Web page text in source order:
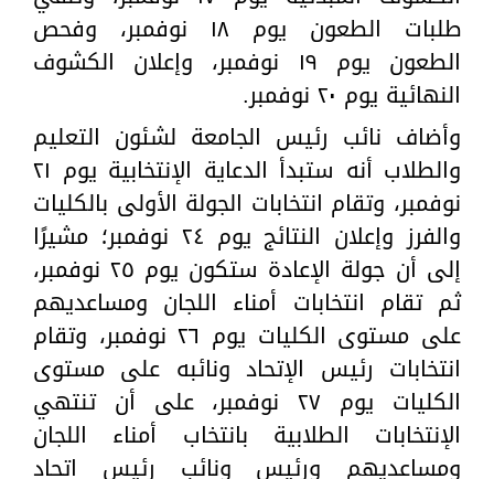
طلبات الطعون يوم ١٨ نوفمبر، وفحص
الطعون يوم ١٩ نوفمبر، وإعلان الكشوف
النهائية يوم ٢٠ نوفمبر.
وأضاف نائب رئيس الجامعة لشئون التعليم
والطلاب أنه ستبدأ الدعاية الإنتخابية يوم ٢١
نوفمبر، وتقام انتخابات الجولة الأولى بالكليات
والفرز وإعلان النتائج يوم ٢٤ نوفمبر؛ مشيرًا
إلى أن جولة الإعادة ستكون يوم ٢٥ نوفمبر،
ثم تقام انتخابات أمناء اللجان ومساعديهم
على مستوى الكليات يوم ٢٦ نوفمبر، وتقام
انتخابات رئيس الإتحاد ونائبه على مستوى
الكليات يوم ٢٧ نوفمبر، على أن تنتهي
الإنتخابات الطلابية بانتخاب أمناء اللجان
ومساعديهم ورئيس ونائب رئيس اتحاد